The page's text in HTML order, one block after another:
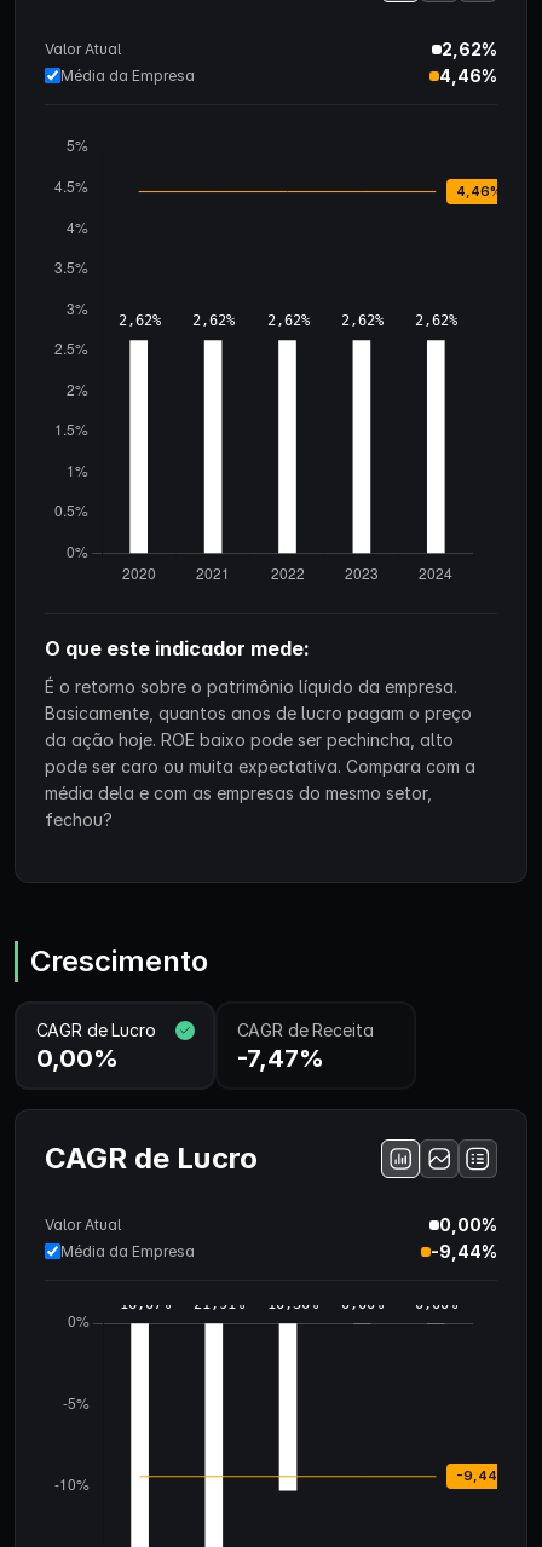
Valor Atual 2,62%
Média da Empresa 4,46%
O que este indicador mede:
É o retorno sobre o patrimônio líquido da empresa.
Basicamente, quantos anos de lucro pagam o preço
da ação hoje. ROE baixo pode ser pechincha, alto
pode ser caro ou muita expectativa. Compara com a
média dela e com as empresas do mesmo setor,
fechou?
Crescimento
CAGR de Lucro
0,00%
CAGR de Receita
-7,47%
CAGR de Lucro
Valor Atual 0,00%
Média da Empresa -9,44%